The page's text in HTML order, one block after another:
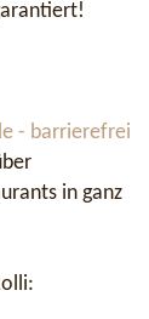
- barrierefrei
in ganz